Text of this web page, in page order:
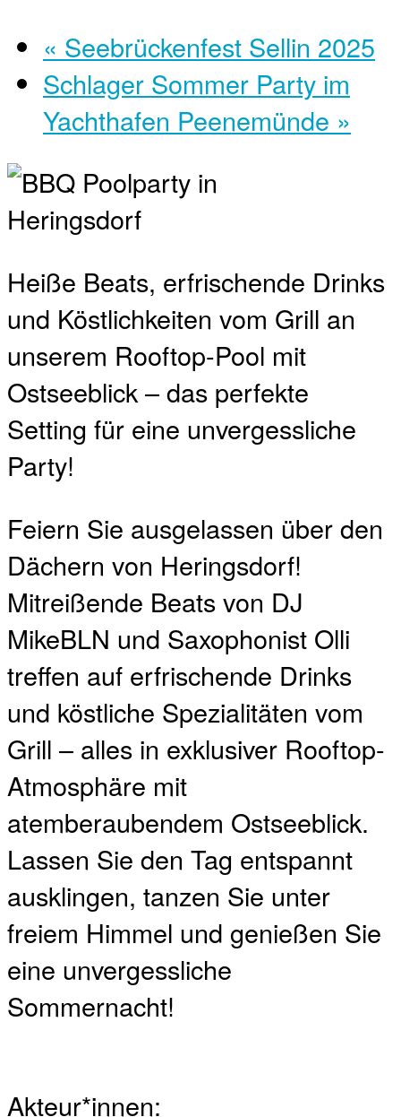
« Seebrückenfest Sellin 2025
Schlager Sommer Party im
Yachthafen Peenemünde »
Heiße Beats, erfrischende Drinks
und Köstlichkeiten vom Grill an
unserem Rooftop-Pool mit
Ostseeblick – das perfekte
Setting für eine unvergessliche
Party!
Feiern Sie ausgelassen über den
Dächern von Heringsdorf!
Mitreißende Beats von DJ
MikeBLN und Saxophonist Olli
treffen auf erfrischende Drinks
und köstliche Spezialitäten vom
Grill – alles in exklusiver Rooftop-
Atmosphäre mit
atemberaubendem Ostseeblick.
Lassen Sie den Tag entspannt
ausklingen, tanzen Sie unter
freiem Himmel und genießen Sie
eine unvergessliche
Sommernacht!
Akteur*innen: